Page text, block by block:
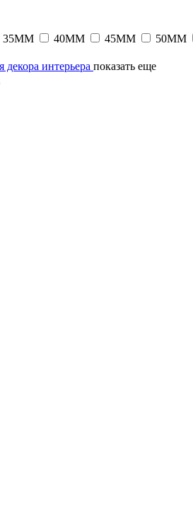
35MM 40MM 45MM 50MM
декора интерьера показать еще